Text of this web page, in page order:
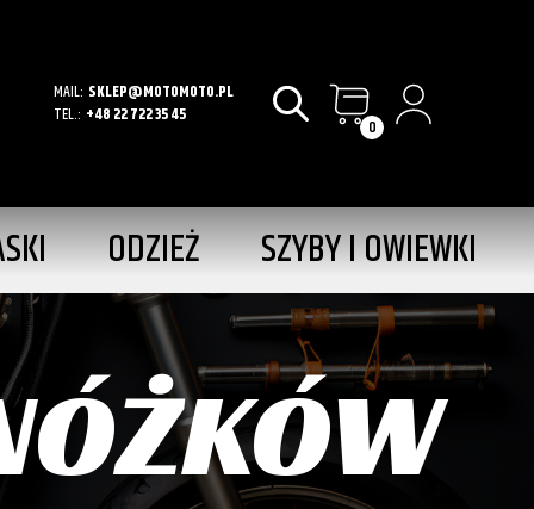
MAIL: SKLEP@MOTOMOTO.PL
TEL.: +48 22 722 35 45 0
ODZIEŻ SZYBY I OWIEWKI